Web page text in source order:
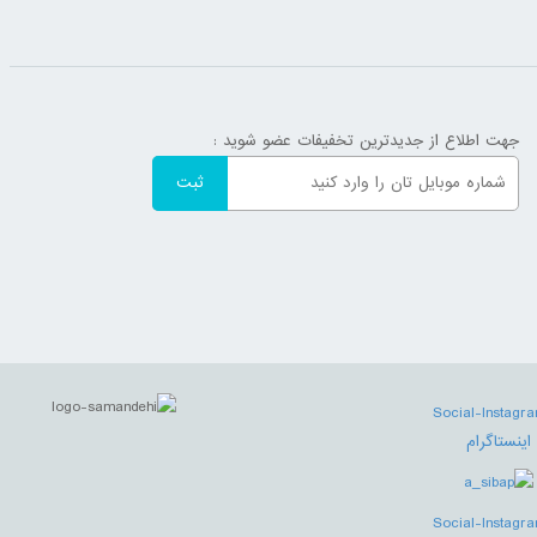
جهت اطلاع از جدیدترین تخفیفات عضو شوید :
اینستاگرام
آپارات